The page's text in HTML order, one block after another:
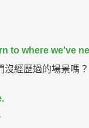
to where we've
沒經歷過的場景嗎？